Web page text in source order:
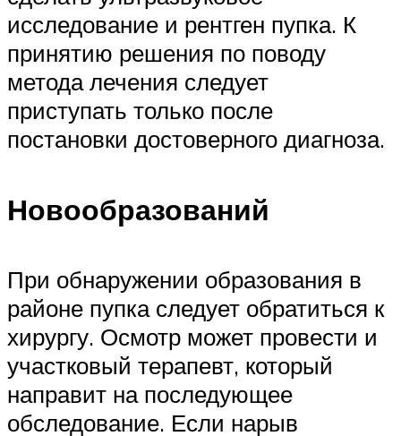
исследование и рентген пупка. К
принятию решения по поводу
метода лечения следует
приступать только после
постановки достоверного диагноза.
Новообразований
При обнаружении образования в
районе пупка следует обратиться к
хирургу. Осмотр может провести и
участковый терапевт, который
направит на последующее
обследование. Если нарыв